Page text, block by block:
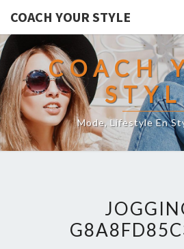
COACH YOUR STYLE
COACH
Mode, Lifestyle En